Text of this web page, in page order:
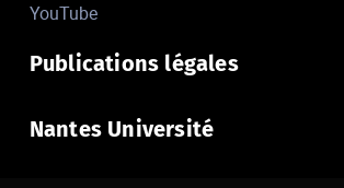
YouTube
Publications légales
Nantes Université